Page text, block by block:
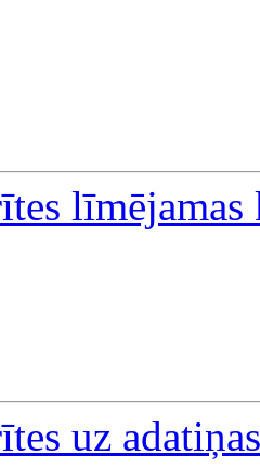
līmējamas
uz